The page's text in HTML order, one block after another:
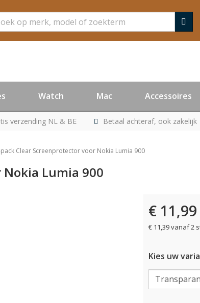
Watch Mac Accessoires
verzending NL & BE Betaal achteraf, ook zakelijk
Clear Screenprotector voor Nokia Lumia 900
Lumia 900
€ 11,99
€ 11,39 vanaf 2
Kies uw